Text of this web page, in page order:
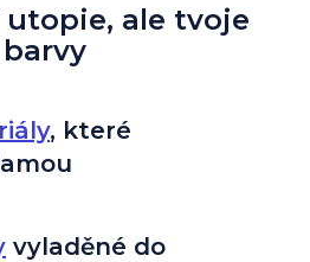
utopie, ale tvoje
barvy
, které
vyladěné do